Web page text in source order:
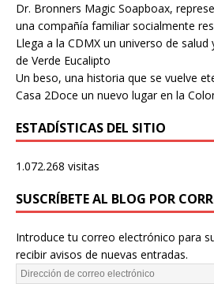
Dr. Bronners Magic Soapboax,
una compañía familiar socialmente
Llega a la CDMX un universo de
de Verde Eucalipto
Un beso, una historia que se vuelve
Casa 2Doce un nuevo lugar en la
ESTADÍSTICAS DEL SITIO
1.072.268 visitas
SUSCRÍBETE AL BLOG POR
Introduce tu correo electrónico para
recibir avisos de nuevas entradas.